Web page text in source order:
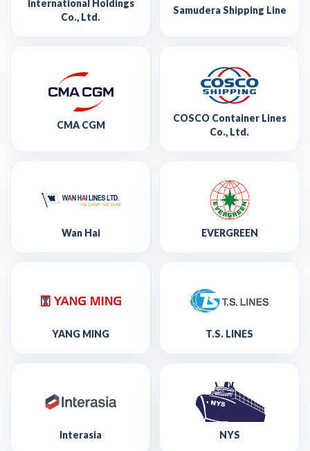
International Holdings
Co., Ltd.
Samudera Shipping Line
CMA CGM
COSCO Container Lines
Co., Ltd.
Wan Hai EVERGREEN
YANG MING T.S. LINES
Interasia NYS